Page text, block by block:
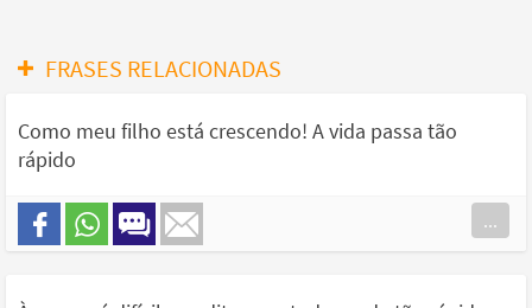
FRASES RELACIONADAS
Como meu filho está crescendo! A vida passa tão
rápido
...